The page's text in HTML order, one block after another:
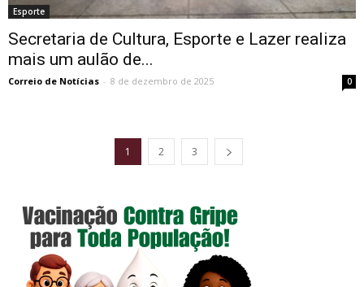
Esporte
Secretaria de Cultura, Esporte e Lazer realiza
mais um aulão de...
Correio de Notícias - 8 de dezembro de 2025 0
1 2 3